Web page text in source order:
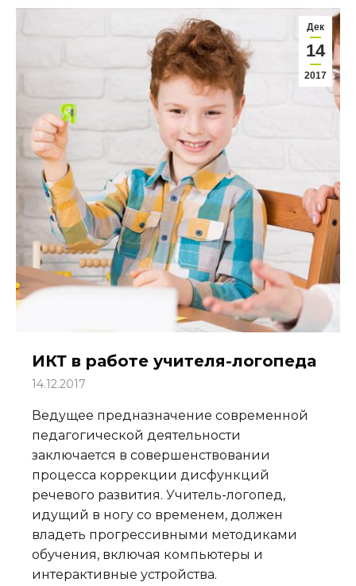
Дек
14
2017
ИКТ в работе учителя-логопеда
14.12.2017
Ведущее предназначение современной
педагогической деятельности
заключается в совершенствовании
процесса коррекции дисфункций
речевого развития. Учитель-логопед,
идущий в ногу со временем, должен
владеть прогрессивными методиками
обучения, включая компьютеры и
интерактивные устройства.